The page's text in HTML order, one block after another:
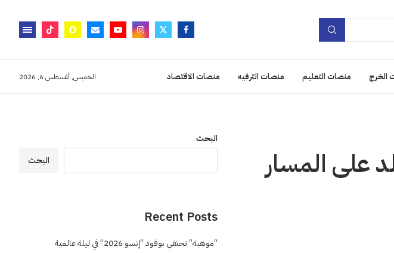
الخرج منصات التعليم منصات الترفيه منصات الاقتصاد الخميس, أغسطس 6, 2026
خالد على المسار
البحث
البحث
Recent Posts
“موهبة” تحتفي بوفود “إنسو 2026” في ليلة عالمية